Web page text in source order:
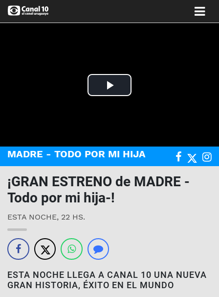
Play
MADRE - TODO POR MI HIJA
¡GRAN ESTRENO de MADRE -
Todo por mi hija-!
ESTA NOCHE, 22 HS.
ESTA NOCHE LLEGA A CANAL 10 UNA NUEVA
GRAN HISTORIA, ÉXITO EN EL MUNDO